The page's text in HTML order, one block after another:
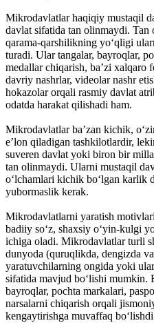
Mikrodavlatlar haqiqiy mustaqil
davlat sifatida tan olinmaydi.
qarama-qarshilikning yoʻqligi
turadi. Ular tangalar, bayroqlar,
medallar chiqarish, baʼzi xalqaro
davriy nashrlar, videolar nashr
hokazolar orqali rasmiy davlat
odatda harakat qilishadi ham.
Mikrodavlatlar baʼzan kichik,
eʼlon qiladigan tashkilotlardir,
suveren davlat yoki biron bir
tan olinmaydi. Ularni mustaqil
oʻlchamlari kichik boʻlgan karlik
yubormaslik kerak.
Mikrodavlatlarni yaratish
badiiy soʻz, shaxsiy oʻyin-kulgi
ichiga oladi. Mikrodavlatlar turli
dunyoda (quruqlikda, dengizda
yaratuvchilarning ongida yoki
sifatida mavjud boʻlishi mumkin.
bayroqlar, pochta markalari,
narsalarni chiqarish orqali
kengaytirishga muvaffaq